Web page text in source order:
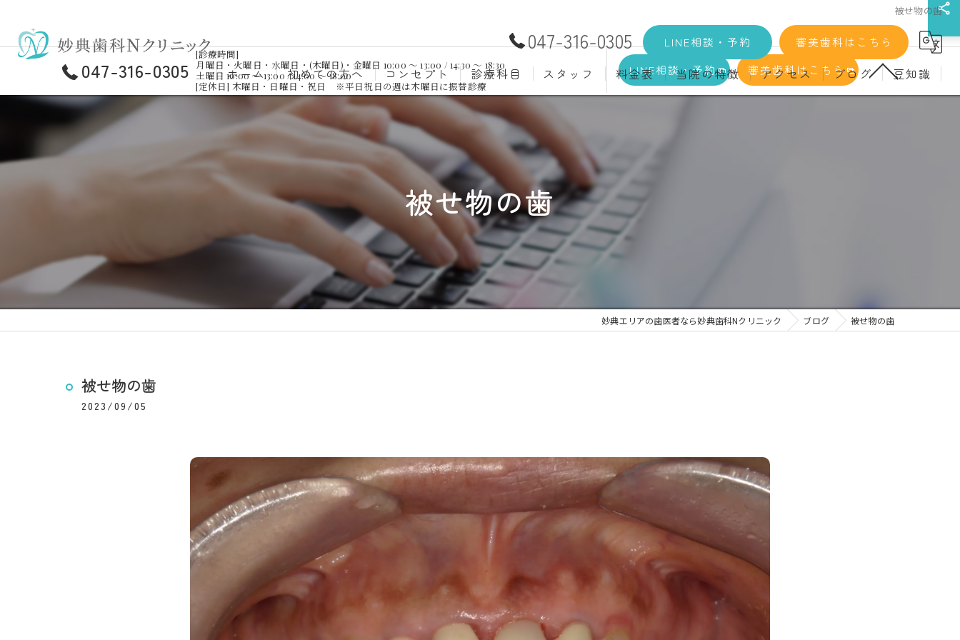
被せ物の歯
047-316-0305 LINE相談・予約 審美歯科はこちら
ホーム 初めての方へ コンセプト 診療科目
むし歯治療
小児歯科
口腔外科
ホワイトニング 歯科検診
審美歯科 根管治療
知覚過敏
子どもの矯正
スタッフ 料金表 当院の特徴 アクセス ブログ 豆知識
被せ物の歯
妙典エリアの歯医者なら妙典歯科Nクリニック ブログ 被せ物の歯
被せ物の歯
2023/09/05
047-316-0305
[診療時間]
月曜日・火曜日・水曜日・(木曜日)・金曜日 10:00 ～ 13:00 / 14:30 ～ 18:30
土曜日 10:00 ～ 13:00 / 14:00 ～ 18:00
[定休日] 木曜日・日曜日・祝日 ※平日祝日の週は木曜日に振替診療
LINE相談・予約 審美歯科はこちら